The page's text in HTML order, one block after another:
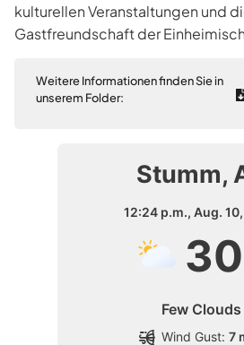
kulturellen Veranstaltungen und
Gastfreundschaft der
Weitere Informationen finden Sie in
unserem Folder:
Stumm,
12:24 p.m., Aug.
30
Few Clouds
Wind Gust: 7